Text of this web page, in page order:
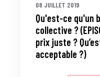
08 JUILLET 2019
Qu'est-ce qu'un
collective ?
prix juste ?
acceptable ?)